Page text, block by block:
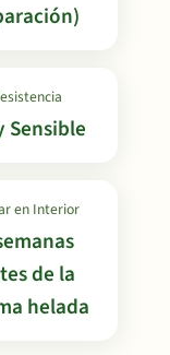
Sensible
en Interior
de la
helada